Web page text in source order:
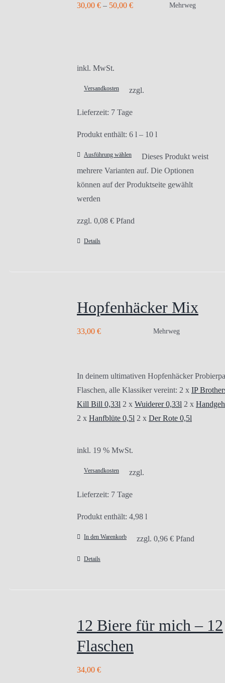
30,00 € – 50,00 € Mehrweg
inkl. MwSt.
zzgl.
Versandkosten
Lieferzeit: 7 Tage
Produkt enthält: 6 l – 10 l
Ausführung wählen
Dieses Produkt weist
mehrere Varianten auf. Die Optionen
können auf der Produktseite gewählt
werden
zzgl. 0,08 € Pfand
Details
Hopfenhäcker Mix
33,00 € Mehrweg
In deinem ultimativen Hopfenhäcker
Flaschen, alle Klassiker vereint: 2 x IP
Kill Bill 0,33l 2 x Wuiderer 0,33l 2 x
2 x Hanfblüte 0,5l 2 x Der Rote 0,5l
inkl. 19 % MwSt.
zzgl.
Versandkosten
Lieferzeit: 7 Tage
Produkt enthält: 4,98 l
In den Warenkorb zzgl. 0,96 € Pfand
Details
12 Biere für mich – 12
Flaschen
34,00 €